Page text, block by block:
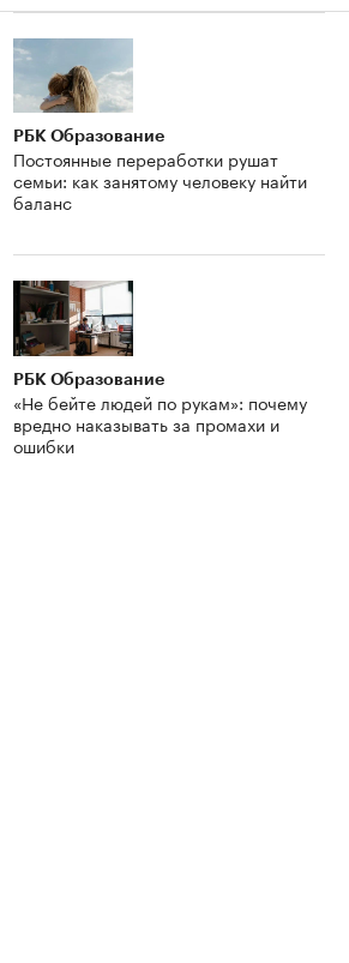
РБК Образование
Постоянные переработки рушат
семьи: как занятому человеку найти
баланс
РБК Образование
«Не бейте людей по рукам»: почему
вредно наказывать за промахи и
ошибки